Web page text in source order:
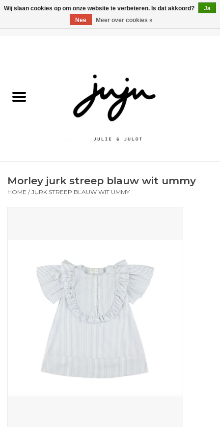
Kledij jongens
Schoenen
Cadeautips
Cadeaubonnen
Morley jurk streep blauw wit ummy
HOME /JURK STREEP BLAUW WIT UMMY
Wij slaan cookies op om onze website te verbeteren. Is dat akkoord?
Ja
Nee
Meer over cookies »